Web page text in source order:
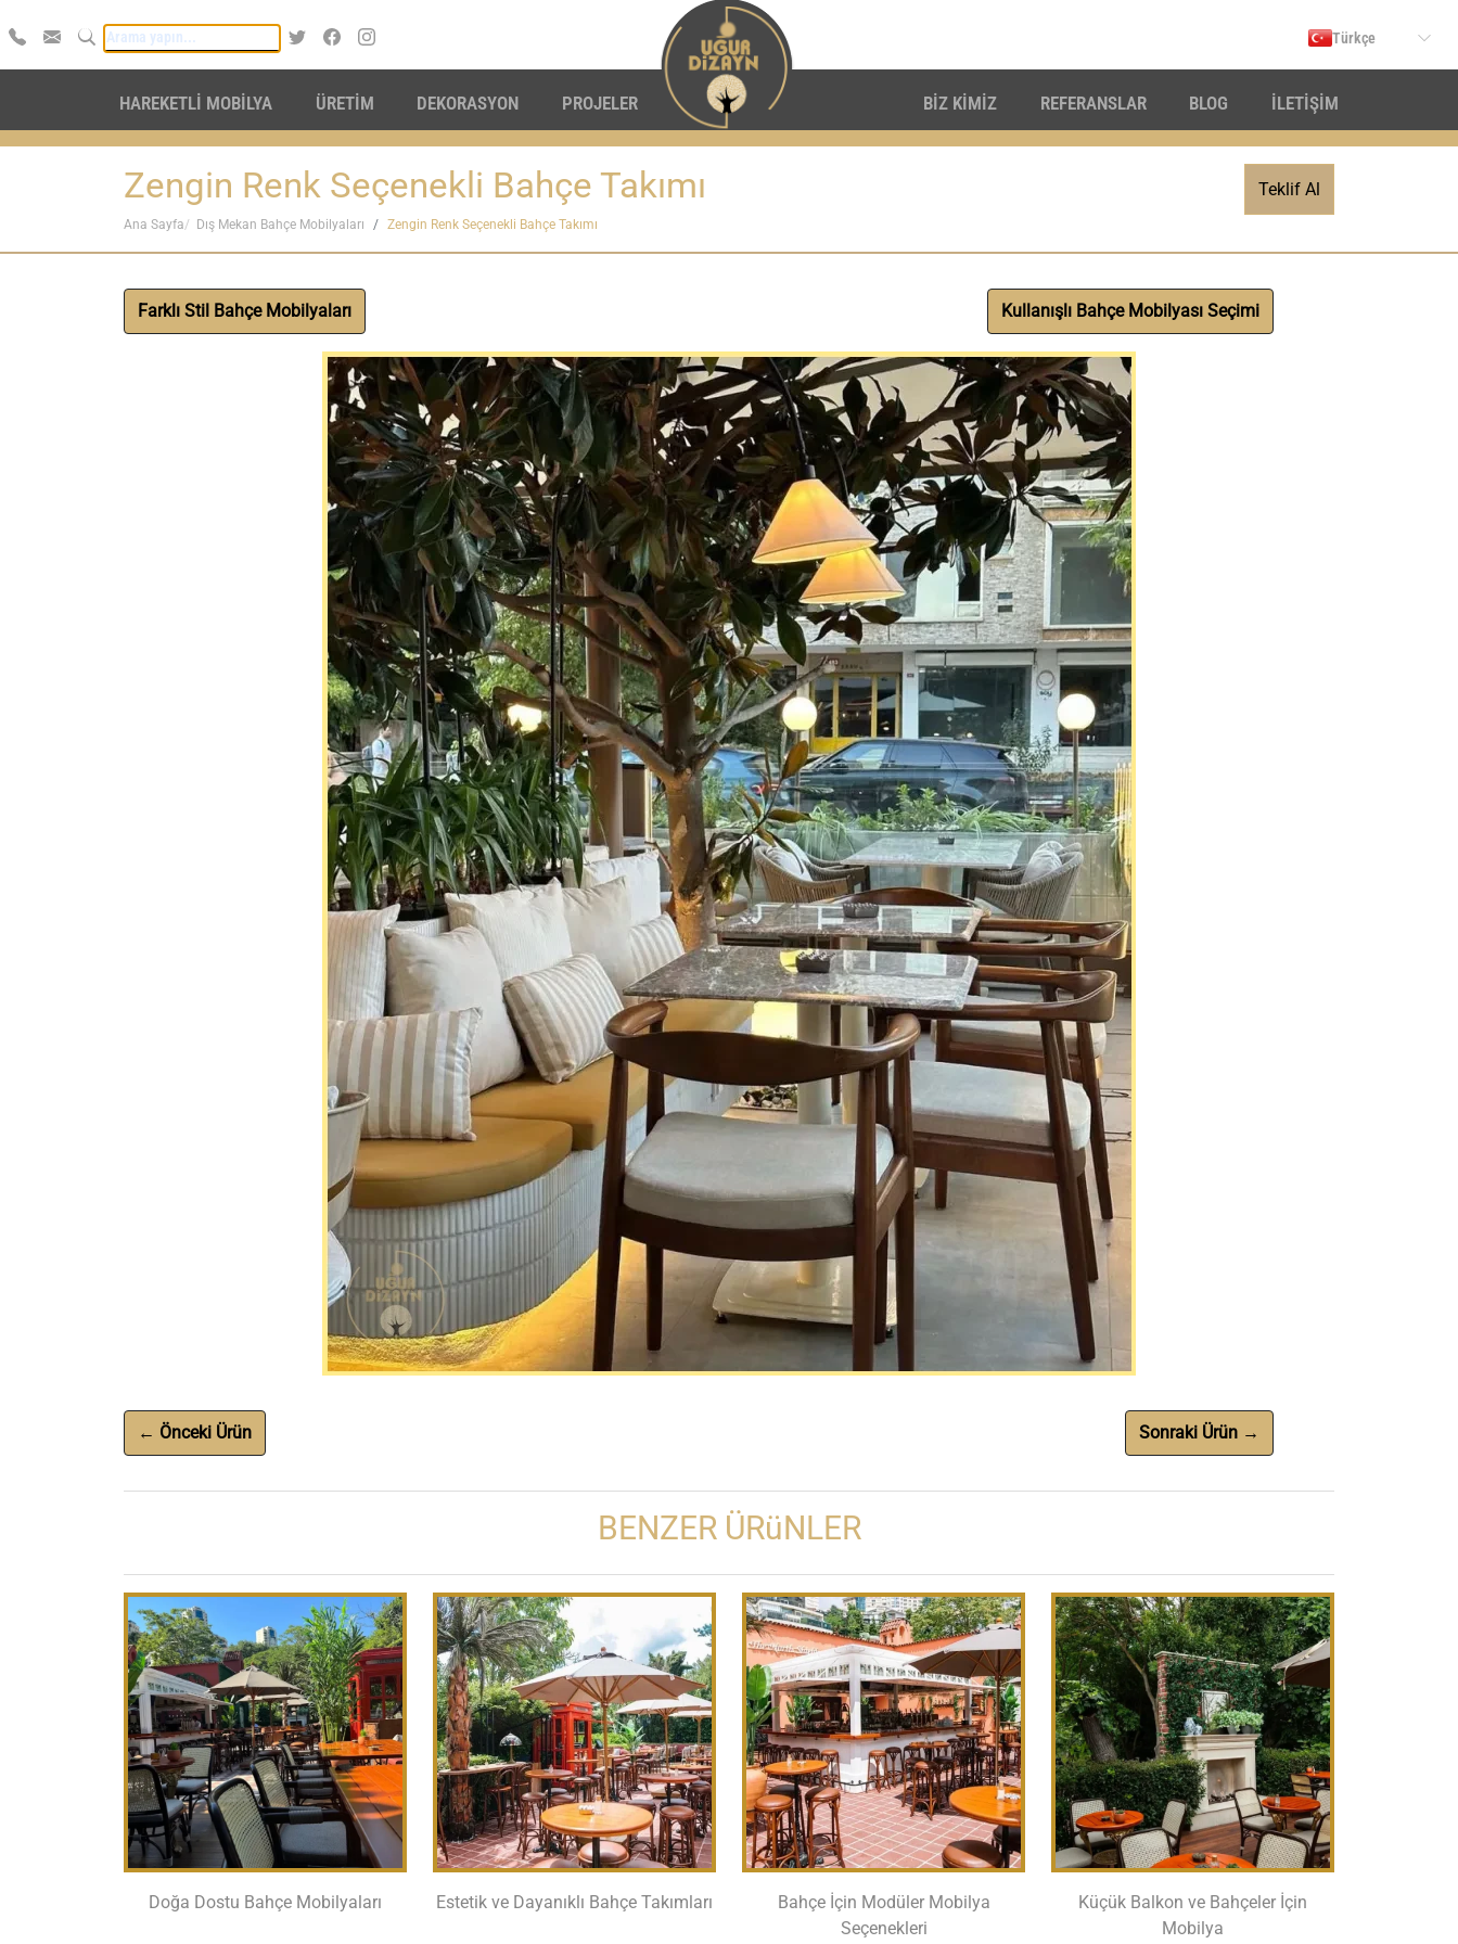
Türkçe
HAREKETLİ MOBİLYA ÜRETİM DEKORASYON PROJELER BİZ KİMİZ REFERANSLAR BLOG İLETİŞİM
Zengin Renk Seçenekli Bahçe Takımı Teklif Al
Ana Sayfa Dış Mekan Bahçe Mobilyaları Zengin Renk Seçenekli Bahçe Takımı
Farklı Stil Bahçe Mobilyaları Kullanışlı Bahçe Mobilyası Seçimi
← Önceki Ürün Sonraki Ürün →
BENZER ÜRüNLER
Doğa Dostu Bahçe Mobilyaları Estetik ve Dayanıklı Bahçe Takımları
Bahçe İçin Modüler Mobilya
Seçenekleri
Küçük Balkon ve Bahçeler İçin
Mobilya